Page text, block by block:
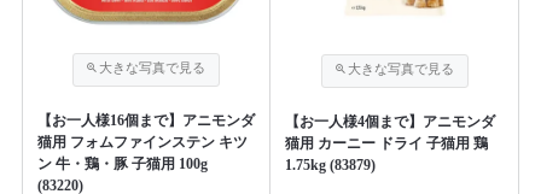
【お一人様16個まで】アニモンダ
猫用 フォムファインステン キツ
ン 牛・鶏・豚 子猫用 100g
(83220)
【お一人様4個まで】アニモンダ
猫用 カーニー ドライ 子猫用 鶏
1.75kg (83879)